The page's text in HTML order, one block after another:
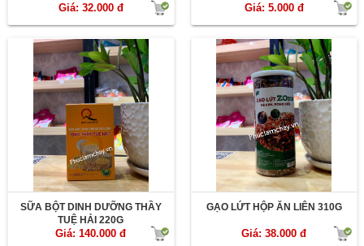
Giá: 32.000 đ Giá: 5.000 đ
SỮA BỘT DINH DƯỠNG THẦY
TUỆ HẢI 220G
Giá: 140.000 đ
GẠO LỨT HỘP ĂN LIÊN 310G
Giá: 38.000 đ